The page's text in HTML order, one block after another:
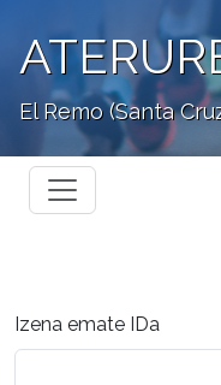
El Remo (Santa
Izena emate IDa